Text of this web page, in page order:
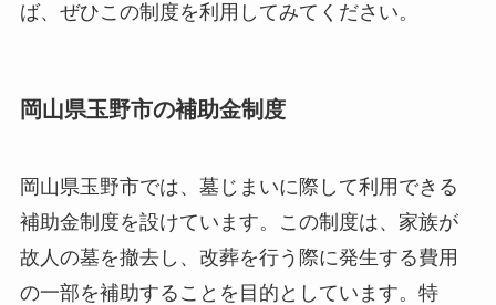
ば、ぜひこの制度を利用してみてください。
岡山県玉野市の補助金制度
岡山県玉野市では、墓じまいに際して利用できる
補助金制度を設けています。この制度は、家族が
故人の墓を撤去し、改葬を行う際に発生する費用
の一部を補助することを目的としています。特